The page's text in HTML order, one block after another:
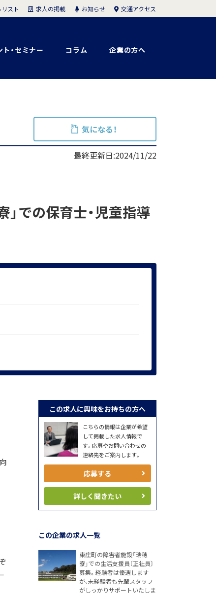
ト・セミナー コラム 企業の方へ
スト 求人の掲載 お知らせ 交通アクセス
気になる！
最終更新日:2024/11/22
での保育士・児童指導
この求人に興味をお持ちの方へ
こちらの情報は企業が希望
して掲載した求人情報で
す。応募やお問い合わせの
連絡先をご案内します。
応募する
詳しく聞きたい
この企業の求人一覧
東庄町の障害者施設「瑞穂
寮」での生活支援員〔正社員〕
募集。経験者は優遇します
が、未経験者も先輩スタッフ
がしっかりサポートいたしま